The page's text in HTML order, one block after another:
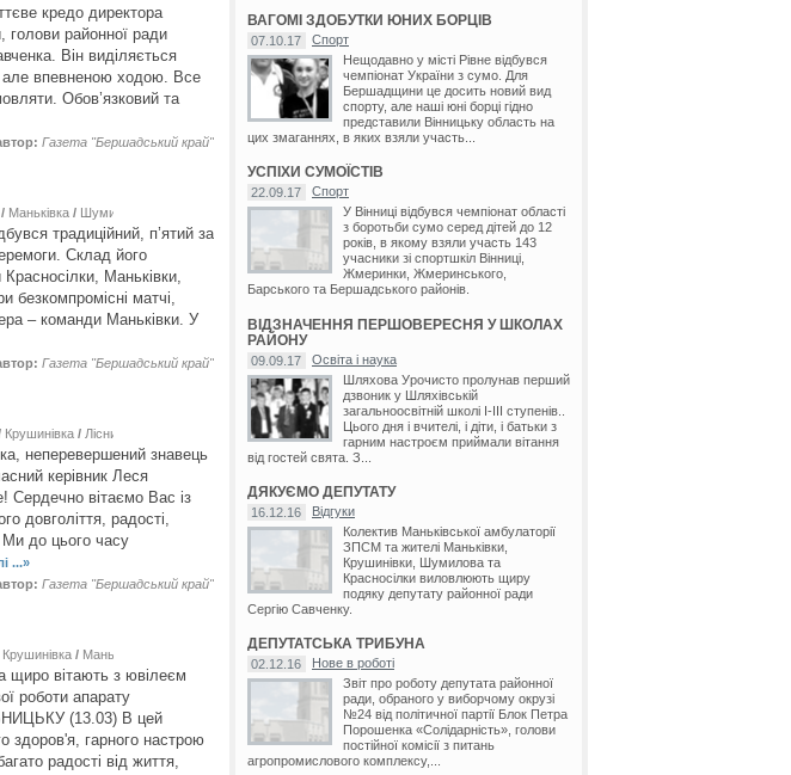
кредо директора
голови районної ради
Він виділяється
але впевненою ходою. Все
Обов’язковий та
Газета "Бершадський край"
/ Маньківка / Шумилів
традиційний, п’ятий за
Склад його
Маньківки,
безкомпромісні матчі,
– команди Маньківки. У
Газета "Бершадський край"
Крушинівка / Лісниче Флорино
неперевершений знавець
керівник Леся
вітаємо Вас із
довголіття, радості,
Ми до цього часу
...»
Газета "Бершадський край"
Крушинівка / Маньківка
щиро вітають з ювілеєм
роботи апарату
(13.03) В цей
здоров'я, гарного настрою
радості від життя,
ВАГОМІ ЗДОБУТКИ ЮНИХ БОРЦІВ
07.10.17
Спорт
Нещодавно у місті Рівне відбувся
чемпіонат України з сумо. Для
Бершадщини це досить новий вид
спорту, але наші юні борці гідно
представили Вінницьку область на
цих змаганнях, в яких взяли участь...
УСПІХИ СУМОЇСТІВ
22.09.17
Спорт
У Вінниці відбувся чемпіонат області
з боротьби сумо серед дітей до 12
років, в якому взяли участь 143
учасники зі спортшкіл Вінниці,
Жмеринки, Жмеринського,
Барського та Бершадського районів.
ВІДЗНАЧЕННЯ ПЕРШОВЕРЕСНЯ У ШКОЛАХ
РАЙОНУ
09.09.17
Освіта і наука
Шляхова Урочисто пролунав перший
дзвоник у Шляхівській
загальноосвітній школі І-ІІІ ступенів..
Цього дня і вчителі, і діти, і батьки з
гарним настроєм приймали вітання
від гостей свята. З...
ДЯКУЄМО ДЕПУТАТУ
16.12.16
Відгуки
Колектив Маньківської амбулаторії
ЗПСМ та жителі Маньківки,
Крушинівки, Шумилова та
Красносілки виловлюють щиру
подяку депутату районної ради
Сергію Савченку.
ДЕПУТАТСЬКА ТРИБУНА
02.12.16
Нове в роботі
Звіт про роботу депутата районної
ради, обраного у виборчому окрузі
№24 від політичної партії Блок Петра
Порошенка «Солідарність», голови
постійної комісії з питань
агропромислового комплексу,...